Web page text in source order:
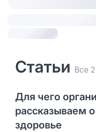
Статьи Все
Для чего
рассказываем
здоровье